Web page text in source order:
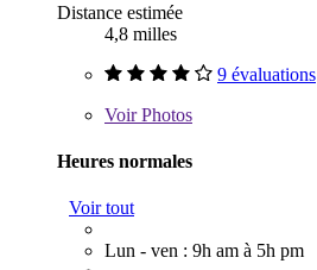
Distance estimée
4,8 milles
9 évaluations
VoirPhotos
Heures normales
Voir tout
Lun - ven : 9h am à 5h pm